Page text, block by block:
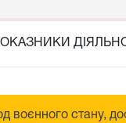
воєнного стану,